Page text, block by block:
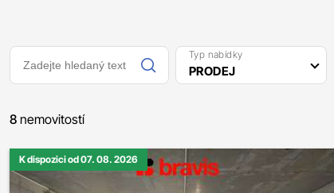
Typ nabídky
PRODEJ
8 nemovitostí
K dispozici od 07. 08. 2026